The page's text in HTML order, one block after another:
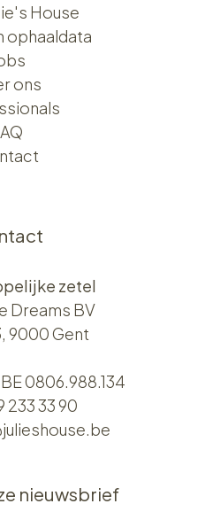
House
ophaaldata
ons​​
zetel
Dreams BV
9000 Gent
0806.988.134
233 33 90
nieuwsbrief